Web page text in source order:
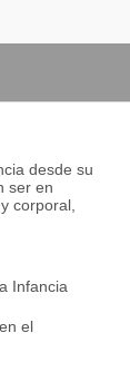
desde su
ser en
corporal,
Infancia
el